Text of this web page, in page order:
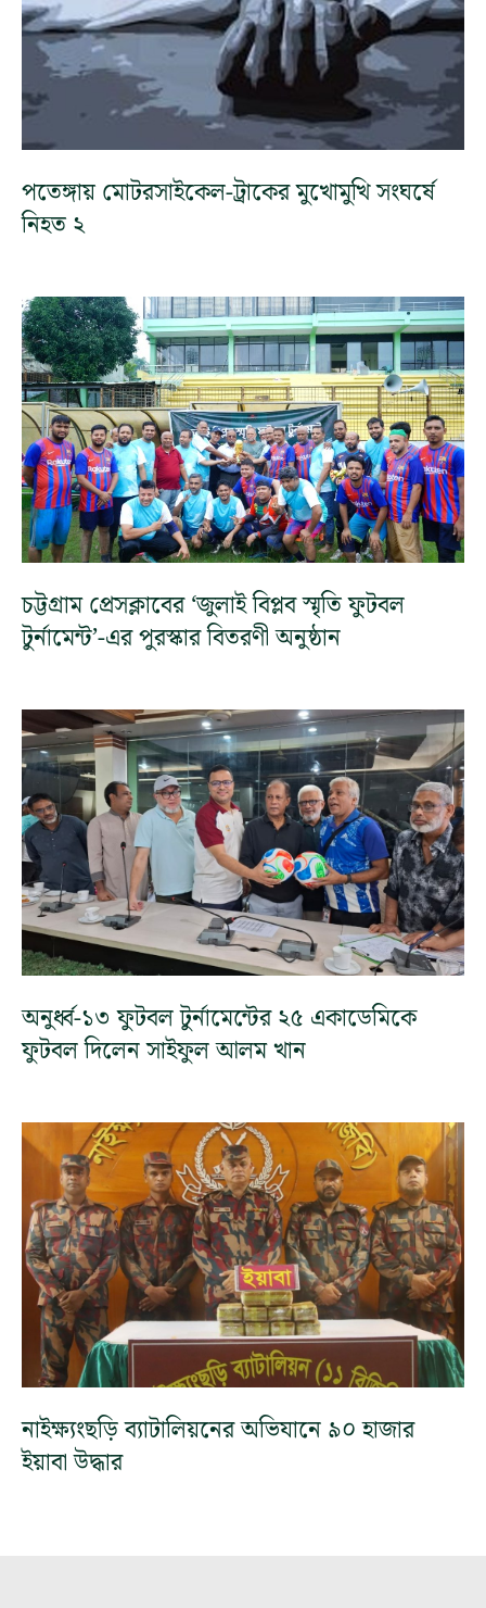
পতেঙ্গায় মোটরসাইকেল-ট্রাকের মুখোমুখি সংঘর্ষে
নিহত ২
চট্টগ্রাম প্রেসক্লাবের ‘জুলাই বিপ্লব স্মৃতি ফুটবল
টুর্নামেন্ট’-এর পুরস্কার বিতরণী অনুষ্ঠান
অনুর্ধ্ব-১৩ ফুটবল টুর্নামেন্টের ২৫ একাডেমিকে
ফুটবল দিলেন সাইফুল আলম খান
নাইক্ষ্যংছড়ি ব্যাটালিয়নের অভিযানে ৯০ হাজার
ইয়াবা উদ্ধার